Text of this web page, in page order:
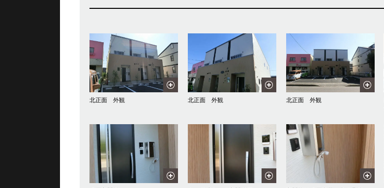
北正面 外観 北正面 外観 北正面 外観